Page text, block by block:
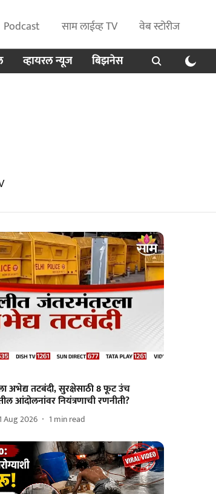
Podcast साम लाईव्ह TV
वेब स्टोरीज
व्हायरल न्यूज बिझनेस
अभेद्य तटबंदी, सुरक्षेसाठी 8 फूट उंच
आंदोलनांवर नियंत्रणाची रणनीती?
Aug 2026 1 min read